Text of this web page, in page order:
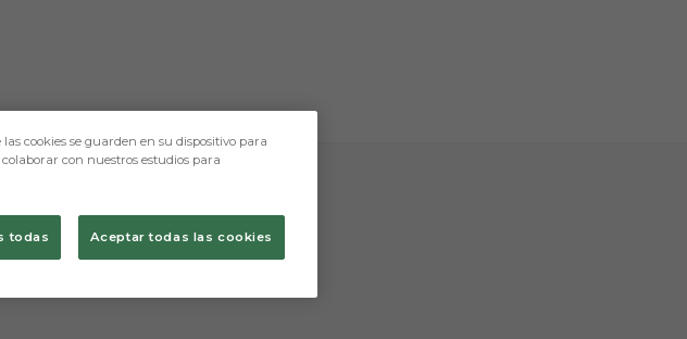
con esta. Mínimo tres caracteres.
cookies se guarden en su dispositivo para
con nuestros estudios para
todas Aceptar todas las cookies